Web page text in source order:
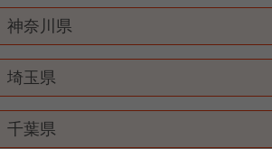
神奈川県
埼玉県
千葉県